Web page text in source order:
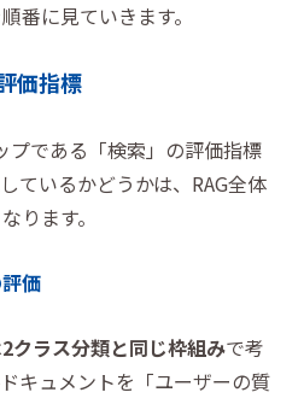
番に見ていきます。
価指標
プである「検索」の評価指標
ているかどうかは、RAG全体
ります。
価
2クラス分類と同じ枠組みで考
キュメントを「ユーザーの質